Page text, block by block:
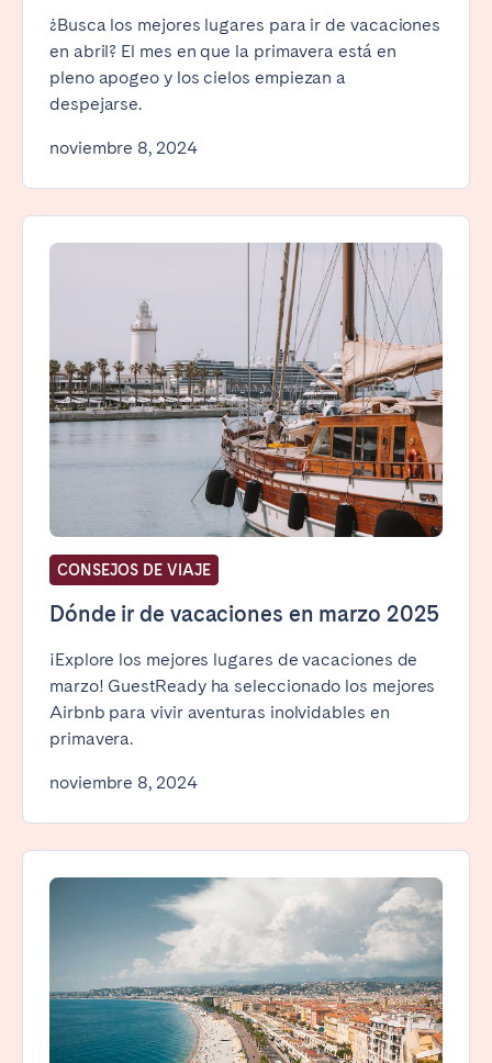
¿Busca los mejores lugares para ir de vacaciones
en abril? El mes en que la primavera está en
pleno apogeo y los cielos empiezan a
despejarse.
noviembre 8, 2024
CONSEJOS DE VIAJE
Dónde ir de vacaciones en marzo 2025
¡Explore los mejores lugares de vacaciones de
marzo! GuestReady ha seleccionado los mejores
Airbnb para vivir aventuras inolvidables en
primavera.
noviembre 8, 2024